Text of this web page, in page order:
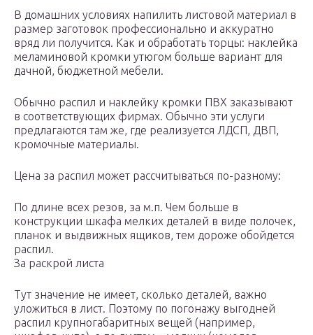
В домашних условиях напилить листовой материал в
размер заготовок профессионально и аккуратно
вряд ли получится. Как и обработать торцы: наклейка
меламиновой кромки утюгом больше вариант для
дачной, бюджетной мебели.
Обычно распил и наклейку кромки ПВХ заказывают
в соответствующих фирмах. Обычно эти услуги
предлагаются там же, где реализуется ЛДСП, ДВП,
кромочные материалы.
Цена за распил может рассчитываться по-разному:
По длине всех резов, за м.п. Чем больше в
конструкции шкафа мелких деталей в виде полочек,
планок и выдвижных ящиков, тем дороже обойдется
распил.
За раскрой листа
Тут значение не имеет, сколько деталей, важно
уложиться в лист. Поэтому по погонажу выгодней
распил крупногабаритных вещей (например,